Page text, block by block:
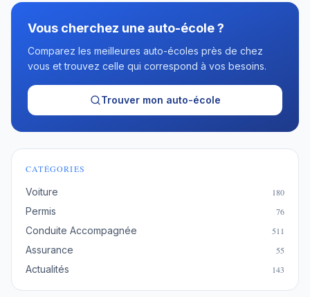
Vous cherchez une auto-école ?
Comparez les meilleures auto-écoles près de chez
vous et trouvez celle qui correspond à vos besoins.
Trouver mon auto-école
CATÉGORIES
Voiture 180
Permis 76
Conduite Accompagnée 511
Assurance 55
Actualités 143